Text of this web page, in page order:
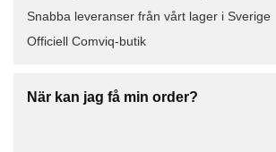
Snabba leveranser från vårt lager i Sverige
Officiell Comviq-butik
När kan jag få min order?